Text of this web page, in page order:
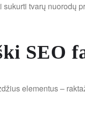
sukurti tvarų nuorodų
SEO
elementus –